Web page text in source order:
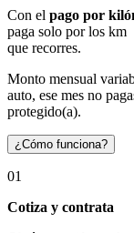
Con el pago por
paga solo por los km
que recorres.
Monto mensual
auto, ese mes no
protegido(a).
¿Cómo funciona?
01
Cotiza y contrata